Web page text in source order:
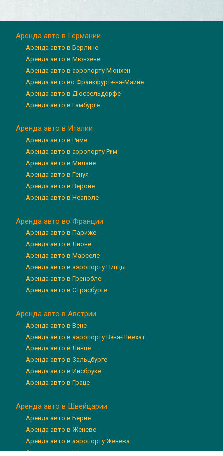
Аренда авто в Германии
Аренда авто в Берлине
Аренда авто в Мюнхене
Аренда авто в аэропорту Мюнхен
Аренда авто во Франкфурте-на-Майне
Аренда авто в Дюссельдорфе
Аренда авто в Гамбурге
Аренда авто в Италии
Аренда авто в Риме
Аренда авто в аэропорту Рим
Аренда авто в Милане
Аренда авто в Генуя
Аренда авто в Вероне
Аренда авто в Неаполе
Аренда авто во Франции
Аренда авто в Париже
Аренда авто в Лионе
Аренда авто в Марселе
Аренда авто в аэропорту Ниццы
Аренда авто в Гренобле
Аренда авто в Страсбурге
Аренда авто в Австрии
Аренда авто в Вене
Аренда авто в аэропорту Вена-Швехат
Аренда авто в Линце
Аренда авто в Зальцбурге
Аренда авто в Инсбруке
Аренда авто в Граце
Аренда авто в Швейцарии
Аренда авто в Берне
Аренда авто в Женеве
Аренда авто в аэропорту Женева
Аренда авто в Цюрихе